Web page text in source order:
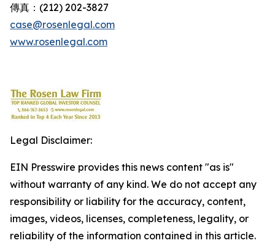
傳真：(212) 202-3827
case@rosenlegal.com
www.rosenlegal.com
Legal Disclaimer:
EIN Presswire provides this news content "as is"
without warranty of any kind. We do not accept any
responsibility or liability for the accuracy, content,
images, videos, licenses, completeness, legality, or
reliability of the information contained in this article.